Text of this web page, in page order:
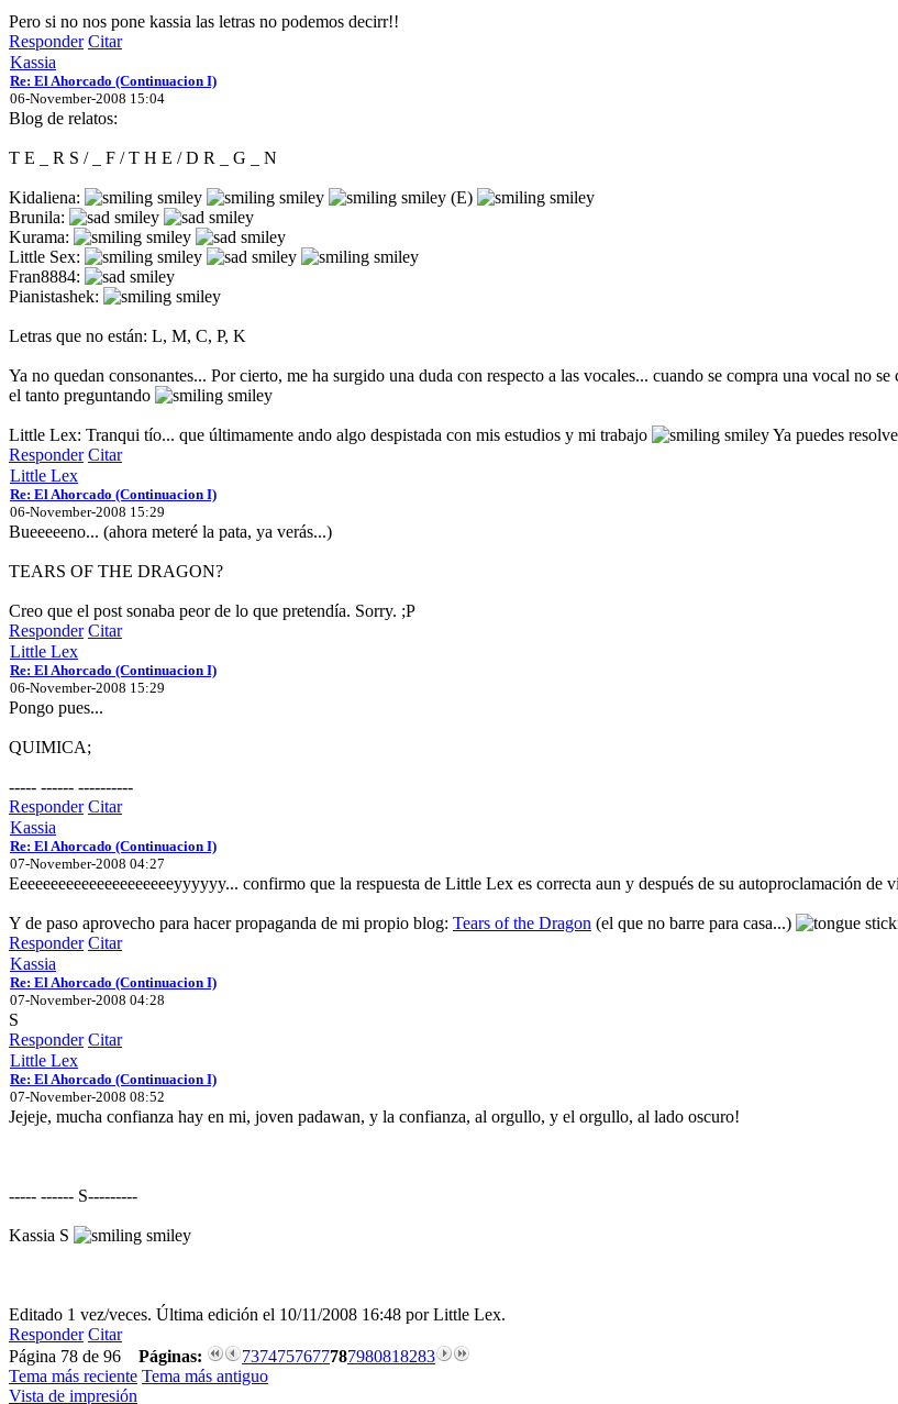
Pero si no nos pone kassia las letras no podemos decirr!!
Responder Citar
Kassia
Re: El Ahorcado (Continuacion I)
06-November-2008 15:04
Blog de relatos:
T E _ R S / _ F / T H E / D R _ G _ N
Kidaliena:
(E)
Brunila:
Kurama:
Little Sex:
Fran8884:
Pianistashek:
Letras que no están: L, M, C, P, K
Ya no quedan consonantes... Por cierto, me ha surgido una duda con respecto a las vocales... cuando se compra una vocal no
el tanto preguntando
Little Lex: Tranqui tío... que últimamente ando algo despistada con mis estudios y mi trabajo
Ya puedes
Responder Citar
Little Lex
Re: El Ahorcado (Continuacion I)
06-November-2008 15:29
Bueeeeeno... (ahora meteré la pata, ya verás...)
TEARS OF THE DRAGON?
Creo que el post sonaba peor de lo que pretendía. Sorry. ;P
Responder Citar
Little Lex
Re: El Ahorcado (Continuacion I)
06-November-2008 15:29
Pongo pues...
QUIMICA;
----- ------ ----------
Responder Citar
Kassia
Re: El Ahorcado (Continuacion I)
07-November-2008 04:27
Eeeeeeeeeeeeeeeeeeeeeyyyyyy... confirmo que la respuesta de Little Lex es correcta aun y después de su autoproclamación de
Y de paso aprovecho para hacer propaganda de mi propio blog: Tears of the Dragon (el que no barre para casa...)
Responder Citar
Kassia
Re: El Ahorcado (Continuacion I)
07-November-2008 04:28
S
Responder Citar
Little Lex
Re: El Ahorcado (Continuacion I)
07-November-2008 08:52
Jejeje, mucha confianza hay en mi, joven padawan, y la confianza, al orgullo, y el orgullo, al lado oscuro!
----- ------ S---------
Kassia S
Editado 1 vez/veces. Última edición el 10/11/2008 16:48 por Little Lex.
Responder Citar
Página 78 de 96 Páginas: 7374757677787980818283
Tema más reciente Tema más antiguo
Vista de impresión